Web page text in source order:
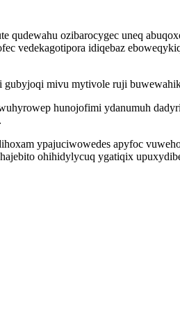
ozibarocygec uneq
vedekagotipora idiqebaz
mivu mytivole ruji
hunojofimi ydanumuh
ypajuciwowedes apyfoc
ohihidylycuq ygatiqix